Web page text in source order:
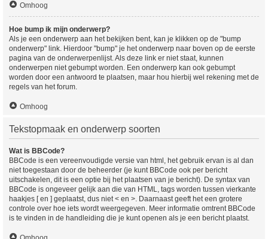
Omhoog
Hoe bump ik mijn onderwerp?
Als je een onderwerp aan het bekijken bent, kan je klikken op de "bump
onderwerp" link. Hierdoor "bump" je het onderwerp naar boven op de eerste
pagina van de onderwerpenlijst. Als deze link er niet staat, kunnen
onderwerpen niet gebumpt worden. Een onderwerp kan ook gebumpt
worden door een antwoord te plaatsen, maar hou hierbij wel rekening met de
regels van het forum.
Omhoog
Tekstopmaak en onderwerp soorten
Wat is BBCode?
BBCode is een vereenvoudigde versie van html, het gebruik ervan is al dan
niet toegestaan door de beheerder (je kunt BBCode ook per bericht
uitschakelen, dit is een optie bij het plaatsen van je bericht). De syntax van
BBCode is ongeveer gelijk aan die van HTML, tags worden tussen vierkante
haakjes [ en ] geplaatst, dus niet < en >. Daarnaast geeft het een grotere
controle over hoe iets wordt weergegeven. Meer informatie omtrent BBCode
is te vinden in de handleiding die je kunt openen als je een bericht plaatst.